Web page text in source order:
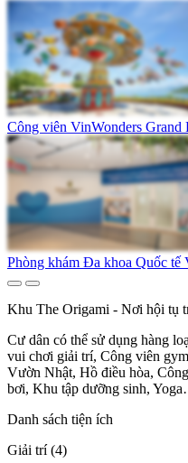
Công viên VinWonders Grand
Phòng khám Đa khoa Quốc tế
Khu The Origami - Nơi hội tụ
Cư dân có thể sử dụng hàng
vui chơi giải trí, Công viên
Vườn Nhật, Hồ điều hòa,
bơi, Khu tập dưỡng sinh,
Danh sách tiện ích
Giải trí (4)